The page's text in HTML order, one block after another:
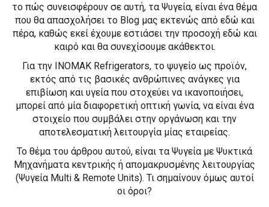
το πώς συνεισφέρουν σε αυτή, τα Ψυγεία, είναι ένα θέμα
που θα απασχολήσει το Blog μας εκτενώς από εδώ και
πέρα, καθώς εκεί έχουμε εστιάσει την προσοχή εδώ και
καιρό και θα συνεχίσουμε ακάθεκτοι.
Για την INOMAK Refrigerators, το ψυγείο ως προϊόν,
εκτός από τις βασικές ανθρώπινες ανάγκες για
επιβίωση και υγεία που στοχεύει να ικανοποιήσει,
μπορεί από μία διαφορετική οπτική γωνία, να είναι ένα
στοιχείο που συμβάλει στην οργάνωση και την
αποτελεσματική λειτουργία μίας εταιρείας.
Το θέμα του άρθρου αυτού, είναι τα Ψυγεία με Ψυκτικά
Μηχανήματα κεντρικής ή απομακρυσμένης λειτουργίας
(Ψυγεία Multi & Remote Units). Τι σημαίνουν όμως αυτοί
οι όροι?